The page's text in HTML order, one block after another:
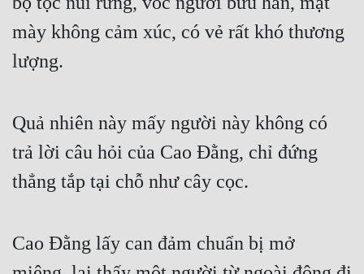
Học Đường
Khoa Huyễn
Kinh Dị
Kiếm Hiệp
Kỳ Huyễn
mày không cảm xúc, có vẻ rất khó thương
lượng.
Quả nhiên này mấy người này không có
trả lời câu hỏi của Cao Đằng, chỉ đứng
thẳng tắp tại chỗ như cây cọc.
Cao Đằng lấy can đảm chuẩn bị mở